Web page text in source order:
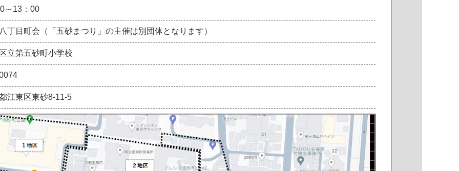
～13：00
丁目町会（「五砂まつり」の主催は別団体となります）
立第五砂町小学校
江東区東砂8-11-5